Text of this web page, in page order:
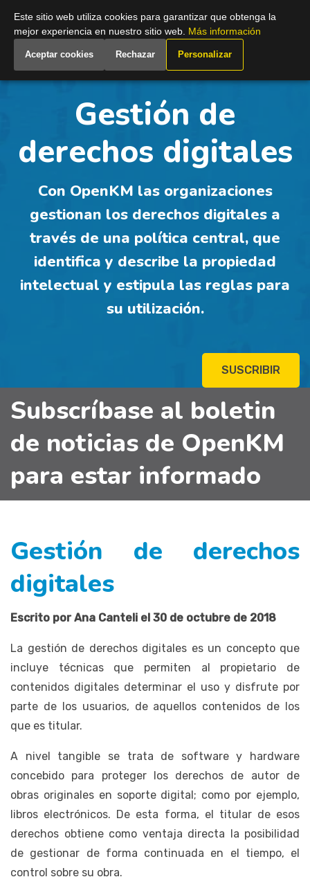
Spain
Gestión de
derechos digitales
Con OpenKM las organizaciones
gestionan los derechos digitales a
través de una política central, que
identifica y describe la propiedad
intelectual y estipula las reglas para
su utilización.
SUSCRIBIR
Subscríbase al boletin
de noticias de OpenKM
para estar informado
Gestión de derechos
digitales
Escrito por Ana Canteli el 30 de octubre de 2018
La gestión de derechos digitales es un concepto que
incluye técnicas que permiten al propietario de
contenidos digitales determinar el uso y disfrute por
parte de los usuarios, de aquellos contenidos de los
que es titular.
A nivel tangible se trata de software y hardware
concebido para proteger los derechos de autor de
obras originales en soporte digital; como por ejemplo,
libros electrónicos. De esta forma, el titular de esos
derechos obtiene como ventaja directa la posibilidad
de gestionar de forma continuada en el tiempo, el
control sobre su obra.
Este sitio web utiliza cookies para garantizar que obtenga la
mejor experiencia en nuestro sitio web. Más información
Aceptar cookies Rechazar Personalizar